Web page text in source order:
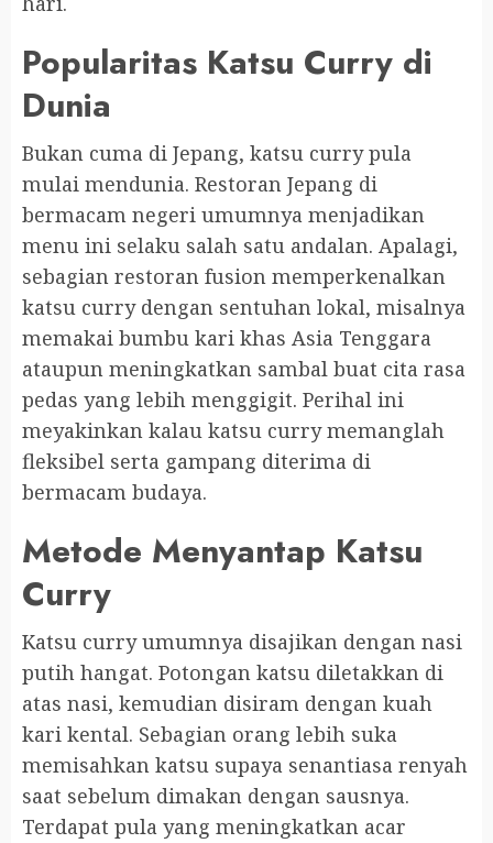
Popularitas Katsu Curry di
Dunia
Bukan cuma di Jepang, katsu curry pula
mulai mendunia. Restoran Jepang di
bermacam negeri umumnya menjadikan
menu ini selaku salah satu andalan. Apalagi,
sebagian restoran fusion memperkenalkan
katsu curry dengan sentuhan lokal, misalnya
memakai bumbu kari khas Asia Tenggara
ataupun meningkatkan sambal buat cita rasa
pedas yang lebih menggigit. Perihal ini
meyakinkan kalau katsu curry memanglah
fleksibel serta gampang diterima di
bermacam budaya.
Metode Menyantap Katsu
Curry
Katsu curry umumnya disajikan dengan nasi
putih hangat. Potongan katsu diletakkan di
atas nasi, kemudian disiram dengan kuah
kari kental. Sebagian orang lebih suka
memisahkan katsu supaya senantiasa renyah
saat sebelum dimakan dengan sausnya.
Terdapat pula yang meningkatkan acar